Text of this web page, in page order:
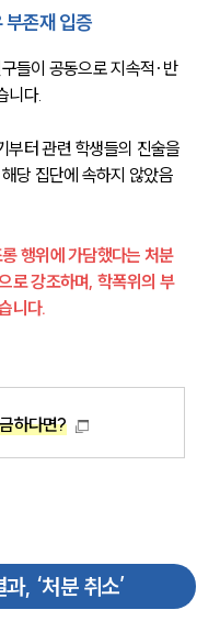
부존재 입증
들이 공동으로 지속적·반
니다.
부터 관련 학생들의 진술을
당 집단에 속하지 않았음
행위에 가담했다는 처분
로 강조하며, 학폭위의 부
니다.
하다면?
, ‘처분 취소’